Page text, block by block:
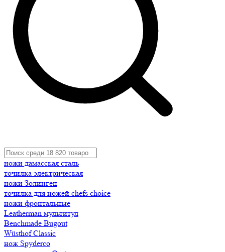
ножи дамасская сталь
точилка электрическая
ножи Золинген
точилка для ножей chefs choice
ножи фронтальные
Leatherman мультитул
Benchmade Bugout
Wüsthof Classic
нож Spyderco